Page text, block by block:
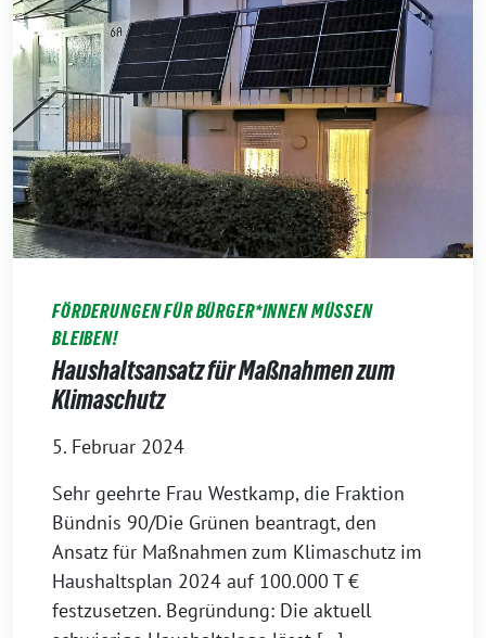
FÖRDERUNGEN FÜR BÜRGER*INNEN MÜSSEN
BLEIBEN!
Haushaltsansatz für Maßnahmen zum
Klimaschutz
5. Februar 2024
Sehr geehrte Frau Westkamp, die Fraktion
Bündnis 90/Die Grünen beantragt, den
Ansatz für Maßnahmen zum Klimaschutz im
Haushaltsplan 2024 auf 100.000 T €
festzusetzen. Begründung: Die aktuell